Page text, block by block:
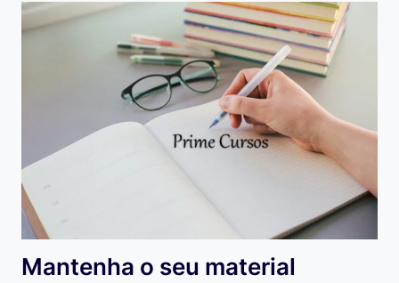
Mantenha o seu material